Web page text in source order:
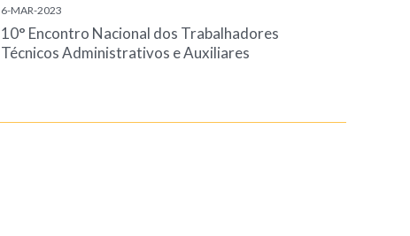
6-MAR-2023
10° Encontro Nacional dos Trabalhadores
Técnicos Administrativos e Auxiliares